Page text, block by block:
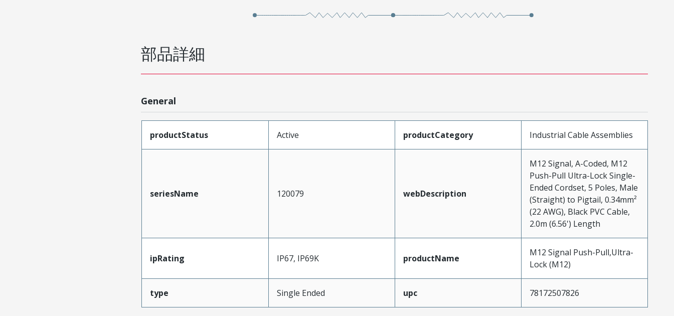
部品詳細
General
productStatus Active productCategory Industrial Cable Assemblies
seriesName 120079 webDescription
M12 Signal, A-Coded, M12
Push-Pull Ultra-Lock Single-
Ended Cordset, 5 Poles, Male
(Straight) to Pigtail, 0.34mm²
(22 AWG), Black PVC Cable,
2.0m (6.56') Length
ipRating IP67, IP69K productName
M12 Signal Push-Pull,Ultra-
Lock (M12)
type Single Ended upc 78172507826